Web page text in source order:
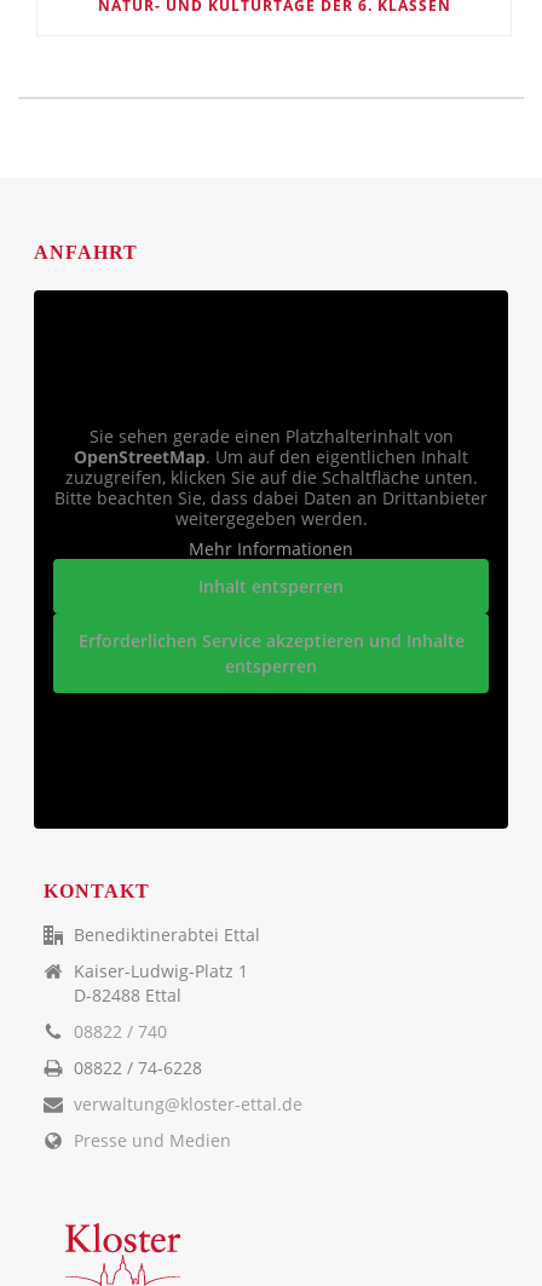
NATUR- UND KULTURTAGE DER 6. KLASSEN
ANFAHRT
Sie sehen gerade einen Platzhalterinhalt von
OpenStreetMap. Um auf den eigentlichen Inhalt
zuzugreifen, klicken Sie auf die Schaltfläche unten.
Bitte beachten Sie, dass dabei Daten an Drittanbieter
weitergegeben werden.
Mehr Informationen
Inhalt entsperren
Erforderlichen Service akzeptieren und Inhalte
entsperren
KONTAKT
Benediktinerabtei Ettal
Kaiser-Ludwig-Platz 1
D-82488 Ettal
08822 / 740
08822 / 74-6228
verwaltung@kloster-ettal.de
Presse und Medien